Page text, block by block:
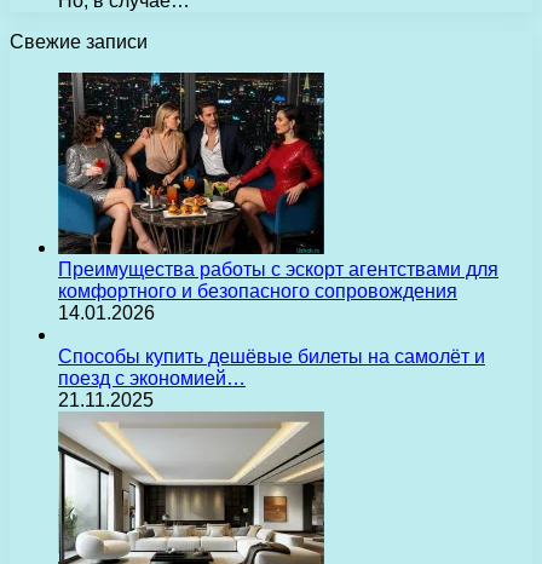
Свежие записи
Преимущества работы с эскорт агентствами для
комфортного и безопасного сопровождения
14.01.2026
Способы купить дешёвые билеты на самолёт и
поезд с экономией…
21.11.2025